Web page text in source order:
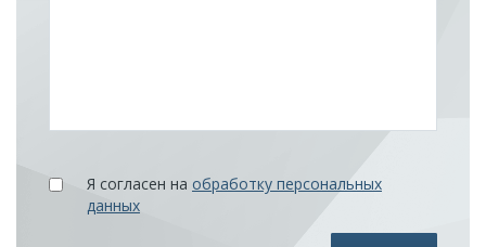
Я согласен на обработку персональных
данных